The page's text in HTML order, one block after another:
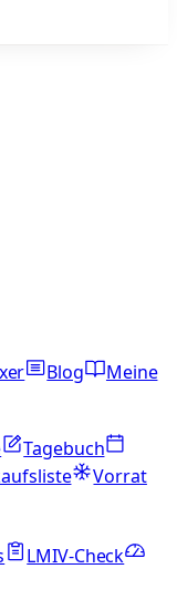
Blog
Meine
Tagebuch
Vorrat
LMIV-Check